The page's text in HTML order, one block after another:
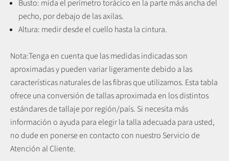
Busto: mida el perímetro torácico en la parte más ancha del
pecho, por debajo de las axilas.
Altura: medir desde el cuello hasta la cintura.
Nota:Tenga en cuenta que las medidas indicadas son
aproximadas y pueden variar ligeramente debido a las
características naturales de las fibras que utilizamos. Esta tabla
ofrece una conversión de tallas aproximada en los distintos
estándares de tallaje por región/país. Si necesita más
información o ayuda para elegir la talla adecuada para usted,
no dude en ponerse en contacto con nuestro Servicio de
Atención al Cliente.